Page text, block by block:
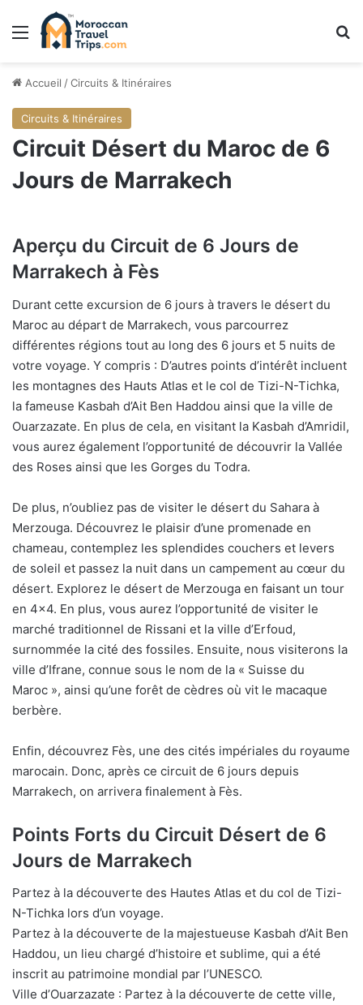
Menu
Accueil /Circuits & Itinéraires
Circuits & Itinéraires
Circuit Désert du Maroc de 6
Jours de Marrakech
Aperçu du Circuit de 6 Jours de
Marrakech à Fès
Durant cette excursion de 6 jours à travers le désert du
Maroc au départ de Marrakech, vous parcourrez
différentes régions tout au long des 6 jours et 5 nuits de
votre voyage. Y compris : D’autres points d’intérêt incluent
les montagnes des Hauts Atlas et le col de Tizi-N-Tichka,
la fameuse Kasbah d’Ait Ben Haddou ainsi que la ville de
Ouarzazate. En plus de cela, en visitant la Kasbah d’Amridil,
vous aurez également l’opportunité de découvrir la Vallée
des Roses ainsi que les Gorges du Todra.
De plus, n’oubliez pas de visiter le désert du Sahara à
Merzouga. Découvrez le plaisir d’une promenade en
chameau, contemplez les splendides couchers et levers
de soleil et passez la nuit dans un campement au cœur du
désert. Explorez le désert de Merzouga en faisant un tour
en 4×4. En plus, vous aurez l’opportunité de visiter le
marché traditionnel de Rissani et la ville d’Erfoud,
surnommée la cité des fossiles. Ensuite, nous visiterons la
ville d’Ifrane, connue sous le nom de la « Suisse du
Maroc », ainsi qu’une forêt de cèdres où vit le macaque
berbère.
Enfin, découvrez Fès, une des cités impériales du royaume
marocain. Donc, après ce circuit de 6 jours depuis
Marrakech, on arrivera finalement à Fès.
Points Forts du Circuit Désert de 6
Jours de Marrakech
Partez à la découverte des Hautes Atlas et du col de Tizi-
N-Tichka lors d’un voyage.
Partez à la découverte de la majestueuse Kasbah d’Ait Ben
Haddou, un lieu chargé d’histoire et sublime, qui a été
inscrit au patrimoine mondial par l’UNESCO.
Ville d’Ouarzazate : Partez à la découverte de cette ville,